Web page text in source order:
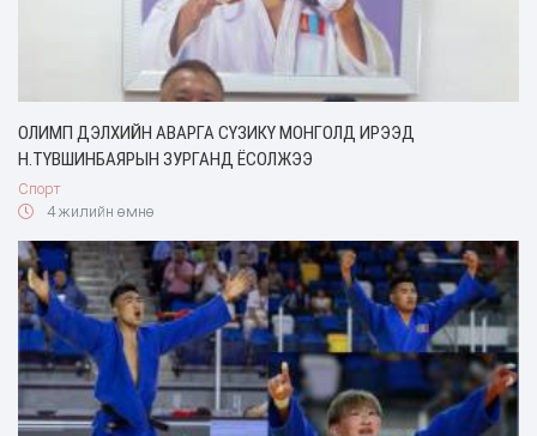
ОЛИМП ДЭЛХИЙН АВАРГА СҮЗИКҮ МОНГОЛД ИРЭЭД
Н.ТҮВШИНБАЯРЫН ЗУРГАНД ЁСОЛЖЭЭ
Спорт
4 жилийн өмнө